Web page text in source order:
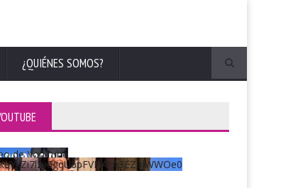
¿QUIÉNES SOMOS?
de YouTube